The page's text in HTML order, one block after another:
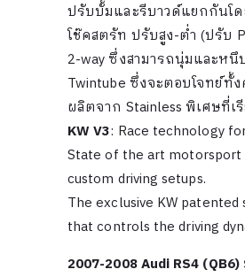
ปรับบั้มและรีบาวด์แยกกันโด
โช๊คสตรัท ปรับสูง-ต่ำ (ปรับ
2-way ซึ่งสามารถนุ่มและหนึ
Twintube ซึ่งจะตอบโจทย์ทั้
ผลิตจาก Stainless พิเศษที่
KW V3: Race technology
State of the art motorsport
custom driving setups.
The exclusive KW
that controls the driving
2007-2008 Audi RS4